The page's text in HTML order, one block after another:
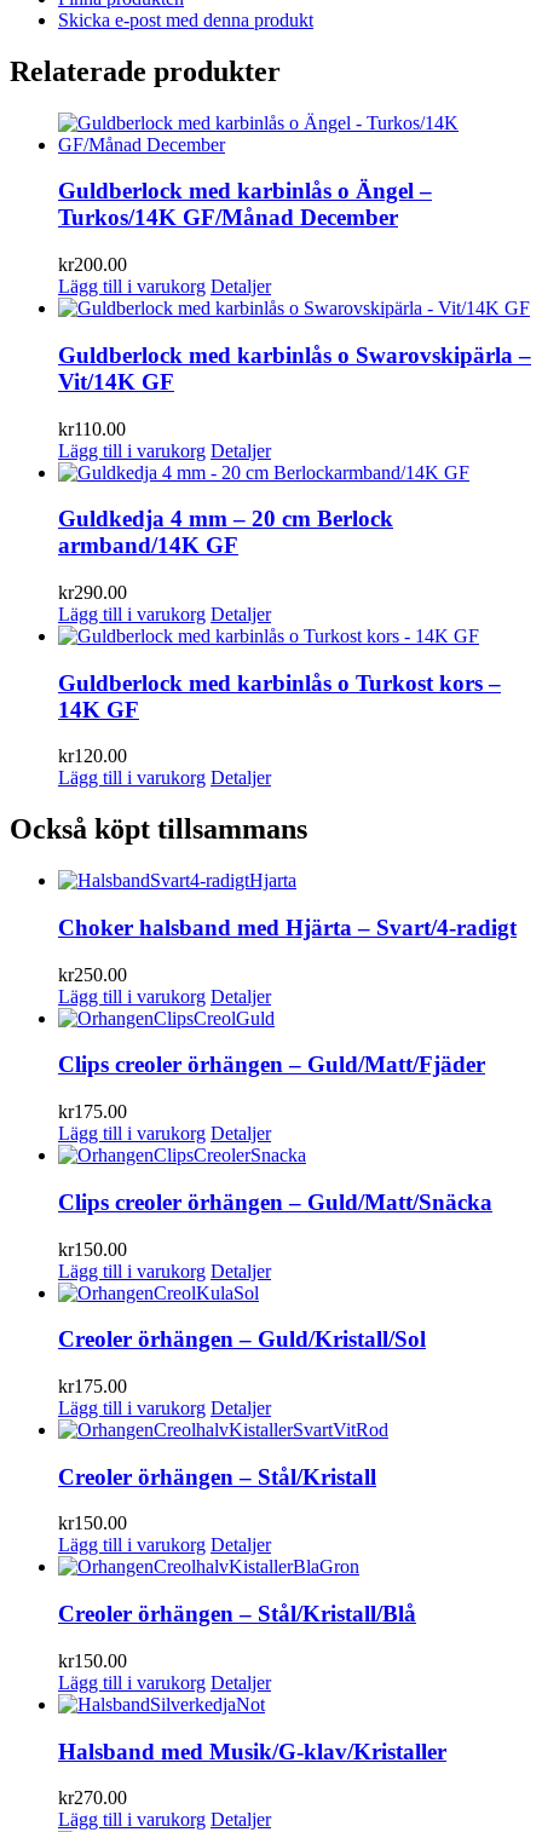
Skicka e-post med denna produkt
Relaterade produkter
Guldberlock med karbinlås o Ängel –
Turkos/14K GF/Månad December
kr200.00
Lägg till i varukorg Detaljer
Guldberlock med karbinlås o Swarovskipärla –
Vit/14K GF
kr110.00
Lägg till i varukorg Detaljer
Guldkedja 4 mm – 20 cm Berlock
armband/14K GF
kr290.00
Lägg till i varukorg Detaljer
Guldberlock med karbinlås o Turkost kors –
14K GF
kr120.00
Lägg till i varukorg Detaljer
Också köpt tillsammans
Choker halsband med Hjärta – Svart/4-radigt
kr250.00
Lägg till i varukorg Detaljer
Clips creoler örhängen – Guld/Matt/Fjäder
kr175.00
Lägg till i varukorg Detaljer
Clips creoler örhängen – Guld/Matt/Snäcka
kr150.00
Lägg till i varukorg Detaljer
Creoler örhängen – Guld/Kristall/Sol
kr175.00
Lägg till i varukorg Detaljer
Creoler örhängen – Stål/Kristall
kr150.00
Lägg till i varukorg Detaljer
Creoler örhängen – Stål/Kristall/Blå
kr150.00
Lägg till i varukorg Detaljer
Halsband med Musik/G-klav/Kristaller
kr270.00
Lägg till i varukorg Detaljer